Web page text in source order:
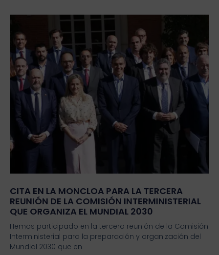
CITA EN LA MONCLOA PARA LA TERCERA
REUNIÓN DE LA COMISIÓN INTERMINISTERIAL
QUE ORGANIZA EL MUNDIAL 2030
Hemos participado en la tercera reunión de la Comisión
Interministerial para la preparación y organización del
Mundial 2030 que en